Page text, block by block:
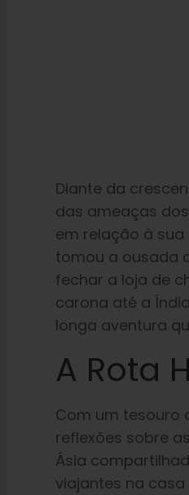
Diante da
das ameaças
em relação à sua
tomou a ousada
fechar a loja de
carona até a
longa aventura
A Rota
Com um tesouro
reflexões sobre
Ásia
viajantes na casa